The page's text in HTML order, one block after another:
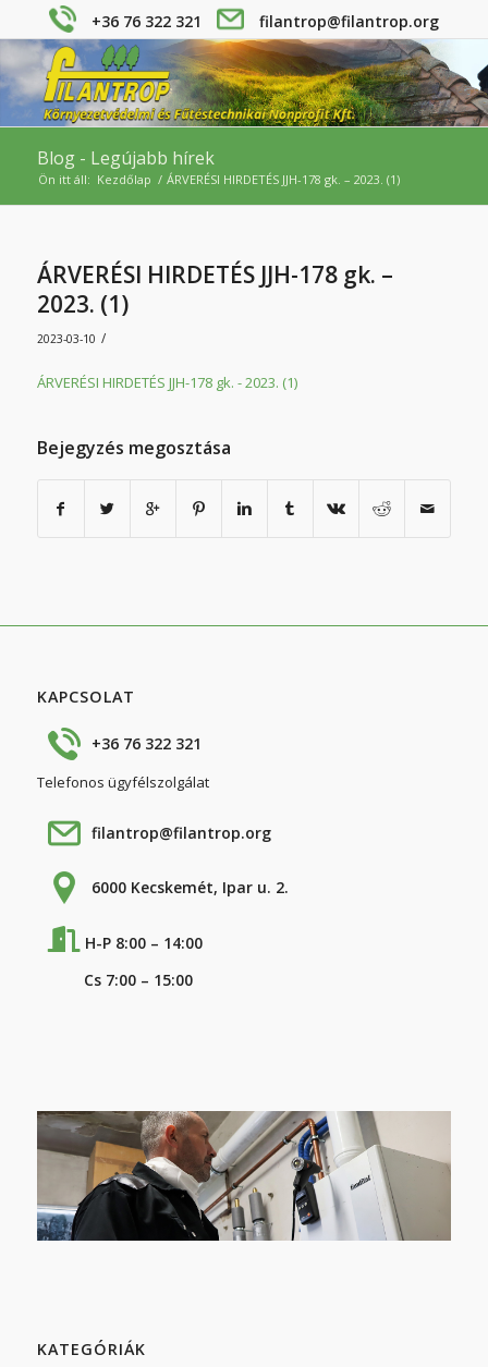
+36 76 322 321 filantrop@filantrop.org
Blog - Legújabb hírek
Ön itt áll: Kezdőlap / ÁRVERÉSI HIRDETÉS JJH-178 gk. – 2023. (1)
ÁRVERÉSI HIRDETÉS JJH-178 gk. –
2023. (1)
2023-03-10 /
ÁRVERÉSI HIRDETÉS JJH-178 gk. - 2023. (1)
Bejegyzés megosztása
KAPCSOLAT
+36 76 322 321
Telefonos ügyfélszolgálat
filantrop@filantrop.org
6000 Kecskemét, Ipar u. 2.
H-P 8:00 – 14:00
Cs 7:00 – 15:00
KATEGÓRIÁK